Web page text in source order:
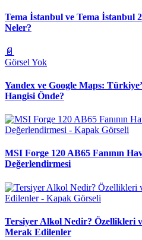
Tema İstanbul ve Tema İstanbul
Neler?
📄
Görsel Yok
Yandex ve Google Maps:
Hangisi Önde?
MSI Forge 120 AB65 Fanının
Değerlendirmesi
Tersiyer Alkol Nedir? Özellikleri
Merak Edilenler